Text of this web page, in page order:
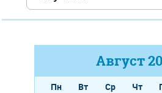
Август
Пн Вт Ср Чт